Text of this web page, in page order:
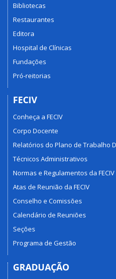
Bibliotecas
Restaurantes
Editora
Hospital de Clínicas
Fundações
Pró-reitorias
FECIV
Conheça a FECIV
Corpo Docente
Relatórios do Plano de Trabalho
Técnicos Administrativos
Normas e Regulamentos da FECIV
Atas de Reunião da FECIV
Conselho e Comissões
Calendário de Reuniões
Seções
Programa de Gestão
GRADUAÇÃO